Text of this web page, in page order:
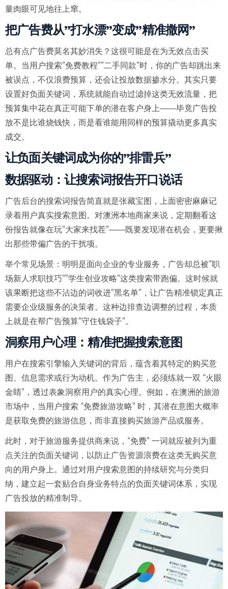
量肉眼可见地往上窜。
把广告费从”打水漂”变成”精准撒网”
总有点广告费莫名其妙消失？这很可能是在为无效点击买
单。当用户搜索”免费教程””二手同款”时，你的广告却跳出来
被误点，不仅浪费预算，还会让投放数据掺水分。其实只要
设置好负面关键词，系统就能自动过滤掉这类无效流量，把
预算集中花在真正可能下单的潜在客户身上——毕竟广告投
放不是比谁烧钱快，而是看谁能用同样的预算撬动更多真实
成交。
让负面关键词成为你的”排雷兵”
数据驱动：让搜索词报告开口说话
广告后台的搜索词报告简直就是张藏宝图，上面密密麻麻记
录着用户真实搜索意图。对澳洲本地商家来说，定期翻看这
份报告就像在玩”大家来找茬”——既要发现潜在机会，更要揪
出那些带偏广告的干扰项。
举个常见场景：明明是面向企业的专业服务，广告却总被”职
场新人求职技巧””学生创业攻略”这类搜索带跑偏。这时候就
该果断把这些不沾边的词收进”黑名单”，让广告精准锁定真正
需要企业级服务的决策者。这种边排查边调整的过程，本质
上就是在帮广告预算”守住钱袋子”。
洞察用户心理：精准把握搜索意图
用户在搜索引擎输入关键词的背后，蕴含着其特定的购买意
图、信息需求或行为动机。作为广告主，必须练就一双 “火眼
金睛”，透过表象洞察用户的真实心理。例如，在澳洲的旅游
市场中，当用户搜索 “免费旅游攻略” 时，其潜在意图大概率
是获取免费的旅游信息，而非直接购买旅游产品或服务。
此时，对于旅游服务提供商来说，“免费” 一词就应被列为重
点关注的负面关键词，以防止广告资源浪费在这类无购买意
向的用户身上。通过对用户搜索意图的持续研究与分类归
纳，建立起一套贴合自身业务特点的负面关键词体系，实现
广告投放的精准制导。